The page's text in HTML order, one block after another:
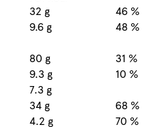
32 g
46 %
9.6 g
48 %
80 g
31 %
9.3 g
10 %
7.3 g
34 g
68 %
4.2 g
70 %